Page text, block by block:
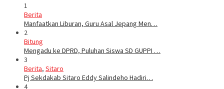
1
Berita
Manfaatkan Liburan, Guru Asal Jepang Men…
2
Bitung
Mengadu ke DPRD, Puluhan Siswa SD GUPPI …
3
Berita, Sitaro
Pj Sekdakab Sitaro Eddy Salindeho Hadiri…
4